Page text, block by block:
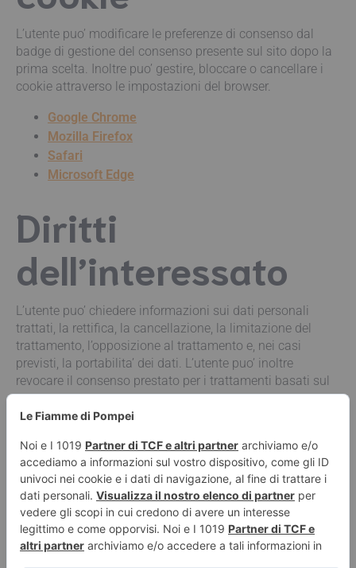
L’utente puo’ modificare le preferenze di consenso dal
badge di gestione del consenso presente sul sito dopo la
prima scelta. Inoltre puo’ gestire, bloccare o cancellare i
cookie attraverso le impostazioni del browser.
Google Chrome
Mozilla Firefox
Safari
Microsoft Edge
Diritti
dell’interessato
L’utente puo’ chiedere informazioni sui dati personali
trattati, la rettifica, la cancellazione, la limitazione del
trattamento, l’opposizione al trattamento e, nei casi
previsti, la portabilita’ dei dati. L’utente puo’ inoltre
revocare il consenso prestato per i trattamenti basati sul
consenso.
Garante per la protezione dei dati personali tramite il sito
www.garanteprivacy.it.
Aggiornamenti
Questa informativa puo’ essere aggiornata in caso di